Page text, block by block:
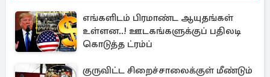
எங்களிடம் பிரமாண்ட ஆயுதங்கள்
உள்ளன..! ஊடகங்களுக்குப் பதிலடி
கொடுத்த ட்ரம்ப்
குருவிட்ட சிறைச்சாலைக்குள் மீண்டும்